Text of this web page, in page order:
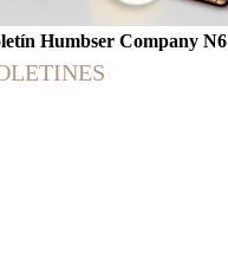
Humbser Company N6